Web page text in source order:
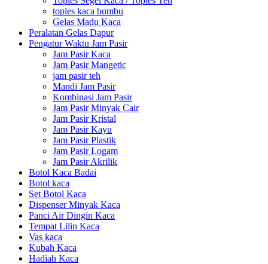
toples kaca bumbu
Gelas Madu Kaca
Peralatan Gelas Dapur
Pengatur Waktu Jam Pasir
Jam Pasir Kaca
Jam Pasir Mangetic
jam pasir teh
Mandi Jam Pasir
Kombinasi Jam Pasir
Jam Pasir Minyak Cair
Jam Pasir Kristal
Jam Pasir Kayu
Jam Pasir Plastik
Jam Pasir Logam
Jam Pasir Akrilik
Botol Kaca Badai
Botol kaca
Set Botol Kaca
Dispenser Minyak Kaca
Panci Air Dingin Kaca
Tempat Lilin Kaca
Vas kaca
Kubah Kaca
Hadiah Kaca